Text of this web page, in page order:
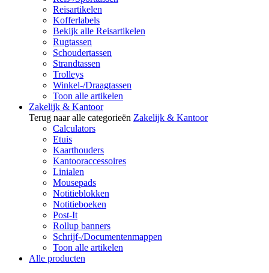
Reisartikelen
Kofferlabels
Bekijk alle Reisartikelen
Rugtassen
Schoudertassen
Strandtassen
Trolleys
Winkel-/Draagtassen
Toon alle artikelen
Zakelijk & Kantoor
Terug naar alle categorieën Zakelijk & Kantoor
Calculators
Etuis
Kaarthouders
Kantooraccessoires
Linialen
Mousepads
Notitieblokken
Notitieboeken
Post-It
Rollup banners
Schrijf-/Documentenmappen
Toon alle artikelen
Alle producten